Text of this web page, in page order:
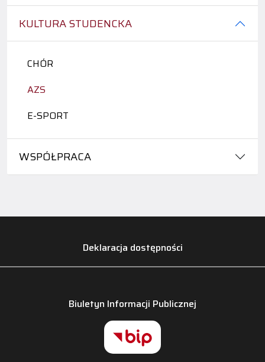
KULTURA STUDENCKA
CHÓR
AZS
E-SPORT
WSPÓŁPRACA
Deklaracja dostępności
Biuletyn Informacji Publicznej